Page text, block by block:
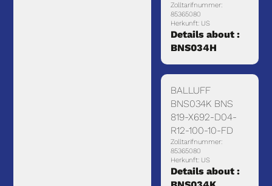
Zolltarifnummer:
85365080
Herkunft: US
Details about :
BNS034H
BALLUFF
BNS034K BNS
819-X692-D04-
R12-100-10-FD
Zolltarifnummer:
85365080
Herkunft: US
Details about :